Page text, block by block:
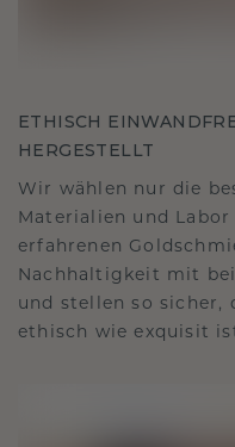
ETHISCH
HERGESTELLT
Wir wählen nur die
Materialien und
erfahrenen
Nachhaltigkeit mit
und stellen so sicher,
ethisch wie exquisit